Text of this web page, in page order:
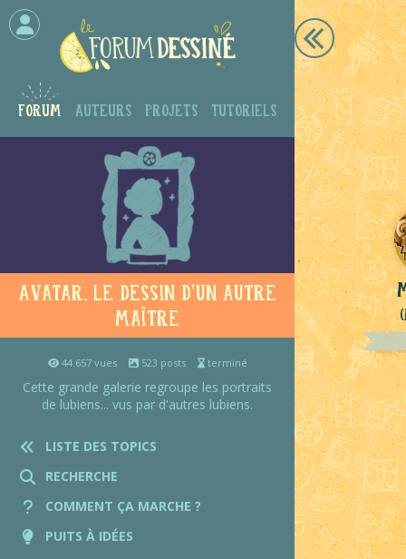
Forum Auteurs Projets Tutoriels
Avatar, le dessin d'un autre
maître
44.657 vues 523 posts terminé
Cette grande galerie regroupe les portraits
de lubiens... vus par d'autres lubiens.
LISTE DES TOPICS
RECHERCHE
COMMENT ÇA MARCHE ?
PUITS À IDÉES